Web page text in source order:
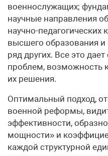
военнослужащих;
научные направления
научно-
высшего образования
ряд других. Все это
проблем, возможность
их решения.
Оптимальный подход,
военной реформы,
эффективности,
мощности» и
каждой структурной